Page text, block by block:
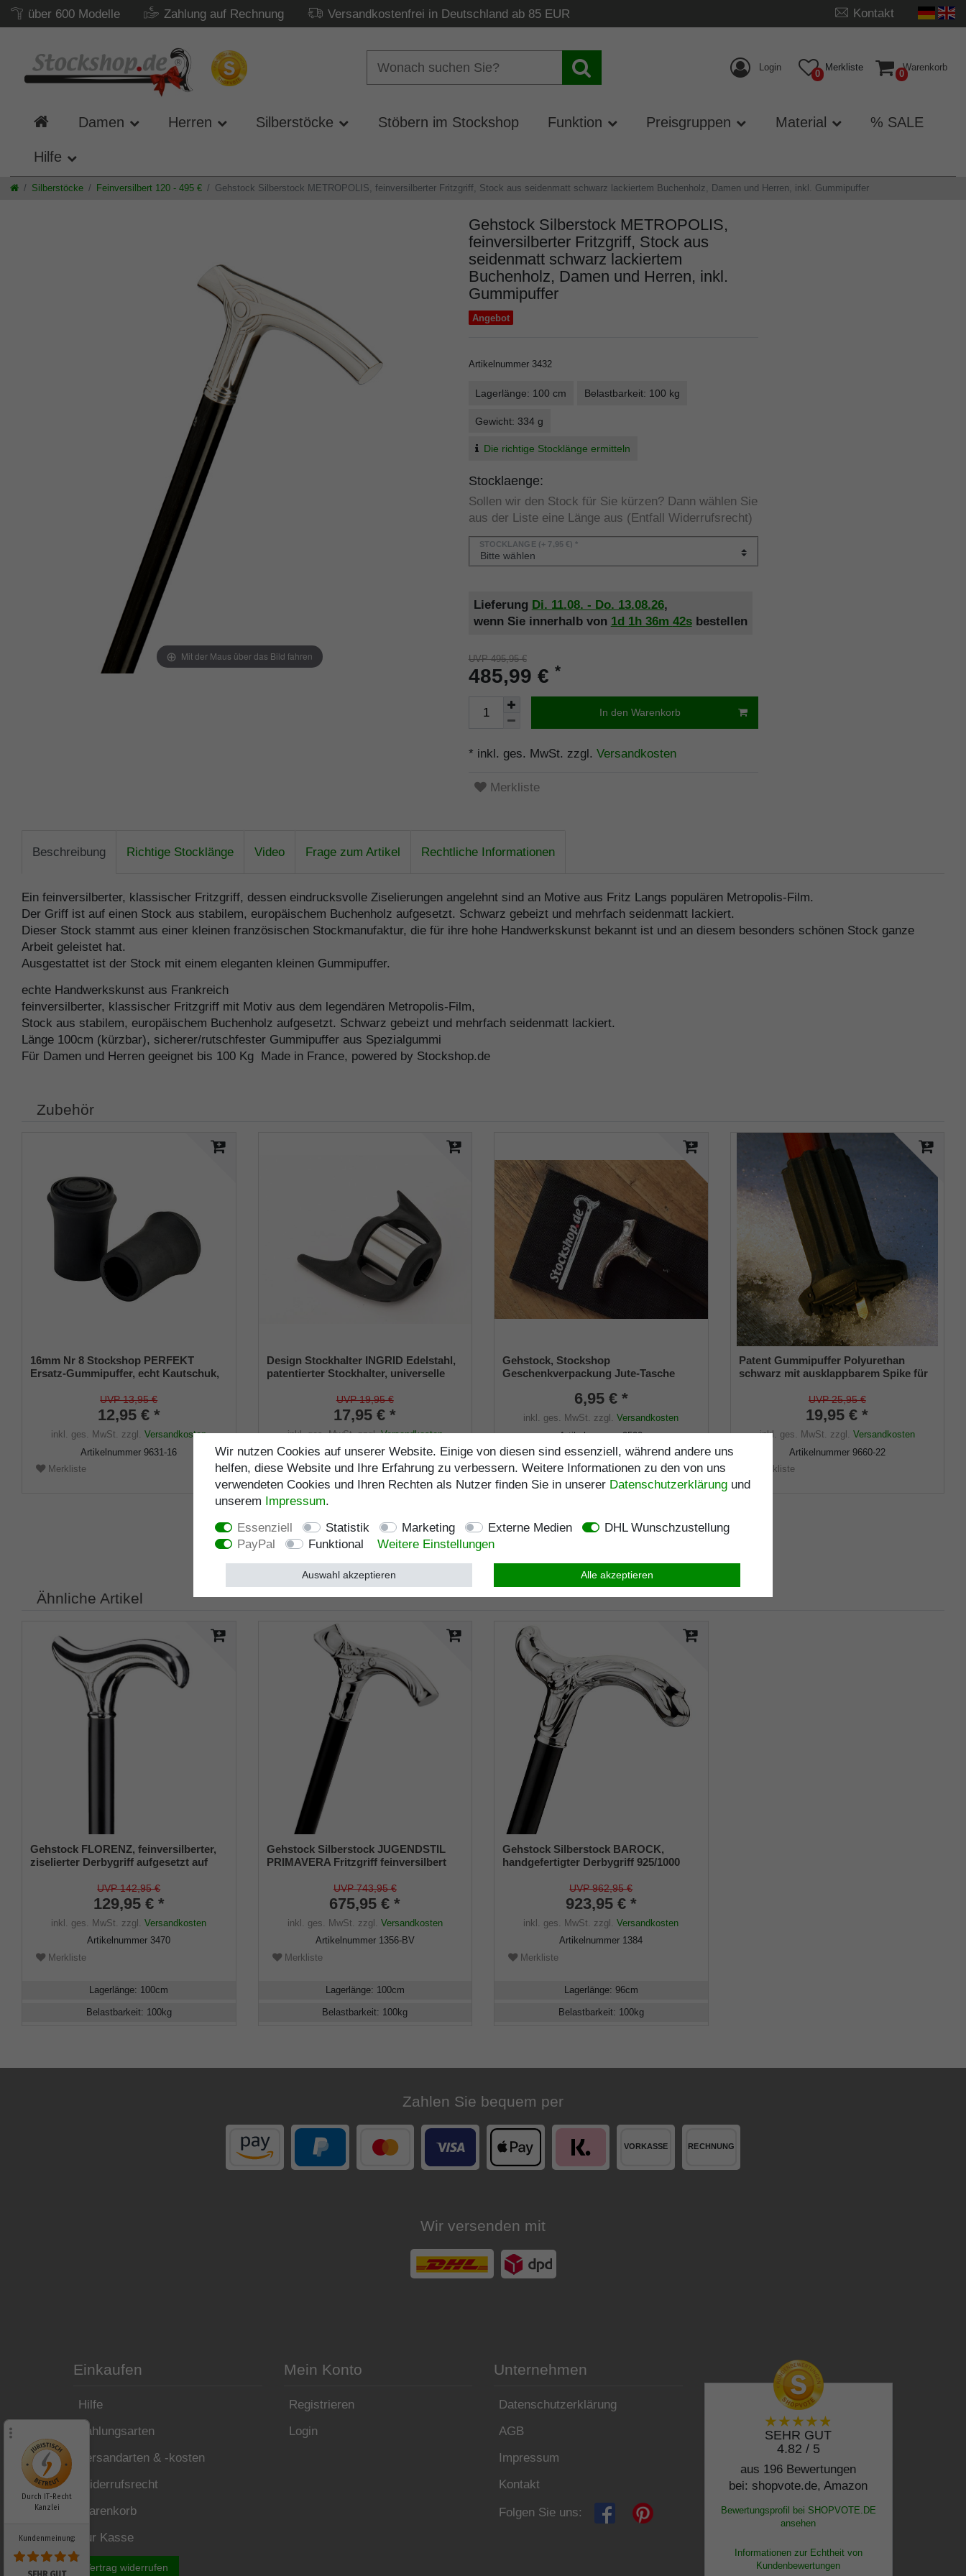
über 600 Modelle Zahlung auf Rechnung Versandkostenfrei in Deutschland ab 85 EUR Kontakt
Login
0
Merkliste
0
Warenkorb
Damen Herren Silberstöcke Stöbern im Stockshop Funktion Preisgruppen Material % SALE
Hilfe
Silberstöcke Feinversilbert 120 - 495 € Gehstock Silberstock METROPOLIS, feinversilberter Fritzgriff, Stock aus seidenmatt schwarz lackiertem Buchenholz, Damen und Herren, inkl. Gummipuffer
Mit der Maus über das Bild fahren
Gehstock Silberstock METROPOLIS,
feinversilberter Fritzgriff, Stock aus
seidenmatt schwarz lackiertem
Buchenholz, Damen und Herren, inkl.
Gummipuffer
Angebot
Artikelnummer 3432
Lagerlänge: 100 cm Belastbarkeit: 100 kg
Gewicht: 334 g
Die richtige Stocklänge ermitteln
Stocklaenge:
Sollen wir den Stock für Sie kürzen? Dann wählen Sie
aus der Liste eine Länge aus (Entfall Widerrufsrecht)
STOCKLÄNGE (+ 7,95 €) *
Lieferung Di. 11.08. - Do. 13.08.26,
wenn Sie innerhalb von 1d 1h 36m 41sbestellen
UVP 495,95 €
485,99 € *
In den Warenkorb
* inkl. ges. MwSt. zzgl. Versandkosten
Merkliste
Beschreibung Richtige Stocklänge Video Frage zum Artikel Rechtliche Informationen
Ein feinversilberter, klassischer Fritzgriff, dessen eindrucksvolle Ziselierungen angelehnt sind an Motive aus Fritz Langs populären Metropolis-Film.
Der Griff ist auf einen Stock aus stabilem, europäischem Buchenholz aufgesetzt. Schwarz gebeizt und mehrfach seidenmatt lackiert.
Dieser Stock stammt aus einer kleinen französischen Stockmanufaktur, die für ihre hohe Handwerkskunst bekannt ist und an diesem besonders schönen Stock ganze
Arbeit geleistet hat.
Ausgestattet ist der Stock mit einem eleganten kleinen Gummipuffer.
echte Handwerkskunst aus Frankreich
feinversilberter, klassischer Fritzgriff mit Motiv aus dem legendären Metropolis-Film,
Stock aus stabilem, europäischem Buchenholz aufgesetzt. Schwarz gebeizt und mehrfach seidenmatt lackiert.
Länge 100cm (kürzbar), sicherer/rutschfester Gummipuffer aus Spezialgummi
Für Damen und Herren geeignet bis 100 Kg Made in France, powered by Stockshop.de
Zubehör
16mm Nr 8 Stockshop PERFEKT
Ersatz-Gummipuffer, echt Kautschuk,
UVP 13,95 €
12,95 € *
inkl. ges. MwSt. zzgl.Versandkosten
Artikelnummer9631-16
Merkliste
Design Stockhalter INGRID Edelstahl,
patentierter Stockhalter, universelle
UVP 19,95 €
17,95 € *
inkl. ges. MwSt.zzgl.Versandkosten
Artikelnummer 4008
Merkliste
Gehstock, Stockshop
Geschenkverpackung Jute-Tasche
6,95 € *
inkl. ges. MwSt. zzgl.Versandkosten
Artikelnummer9590
Merkliste
Lagerlänge :103cm
Patent Gummipuffer Polyurethan
schwarz mit ausklappbarem Spike für
flexibler Schaft für Durchmesser von
UVP 25,95 €
19,95 € *
inkl. ges. MwSt. zzgl. Versandkosten
Artikelnummer 9660-22
Merkliste
Ähnliche Artikel
Gehstock FLORENZ, feinversilberter,
ziselierter Derbygriff aufgesetzt auf
Buchenschuss, inklusive passendem
Schlankpuffer.
UVP 142,95 €
129,95 € *
inkl. ges. MwSt. zzgl.Versandkosten
Artikelnummer 3470
Merkliste
Lagerlänge: 100cm
Belastbarkeit: 100kg
Gehstock Silberstock JUGENDSTIL
PRIMAVERA Fritzgriff feinversilbert
UVP 743,95 €
675,95 € *
inkl. ges. MwSt. zzgl. Versandkosten
Artikelnummer 1356-BV
Merkliste
Lagerlänge: 100cm
Belastbarkeit: 100kg
Gehstock Silberstock BAROCK,
handgefertigter Derbygriff 925/1000
Stock aus edlem Ebenholz,
Manufakturarbeit
UVP 962,95 €
923,95 € *
inkl. ges. MwSt. zzgl.Versandkosten
Artikelnummer 1384
Merkliste
Lagerlänge: 96cm
Belastbarkeit: 100kg
Zahlen Sie bequem per
Wir versenden mit
Einkaufen
Hilfe
Zahlungsarten
Versandarten & -kosten
Widerrufsrecht
Warenkorb
Zur Kasse
Vertrag widerrufen
Mein Konto
Registrieren
Login
Unternehmen
Datenschutzerklärung
AGB
Impressum
Kontakt
Folgen Sie uns:
SEHR GUT
4.82 / 5
aus 196 Bewertungen
bei: shopvote.de, Amazon
Bewertungsprofil bei SHOPVOTE.DE
ansehen
Informationen zur Echtheit von
Kundenbewertungen
Wir nutzen Cookies auf unserer Website. Einige von diesen sind essenziell, während andere uns
helfen, diese Website und Ihre Erfahrung zu verbessern. Weitere Informationen zu den von uns
verwendeten Cookies und Ihren Rechten als Nutzer finden Sie in unserer Daten­schutz­erklärungund
unserem
Impressum.
Essenziell
Statistik Marketing Externe Medien
DHL Wunschzustellung
PayPal
Funktional Weitere Einstellungen
Alle akzeptieren
Auswahl akzeptieren
Durch IT-Recht
Kanzlei
Kundenmeinung: